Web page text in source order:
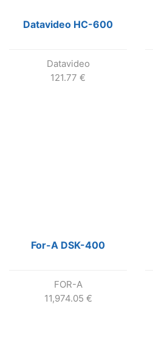
Datavideo HC-600
Datavideo
121.77 €
For-A DSK-400
FOR-A
11,974.05 €